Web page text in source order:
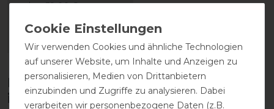
vorher 39,00 €
ARTIKEL MERKEN
Diese Produkte könnten dich auch
interessieren
Wir verwenden Cookies und ähnliche Technologien
auf unserer Website, um Inhalte und Anzeigen zu
personalisieren, Medien von Drittanbietern
einzubinden und Zugriffe zu analysieren. Dabei
verarbeiten wir personenbezogene Daten (z.B.